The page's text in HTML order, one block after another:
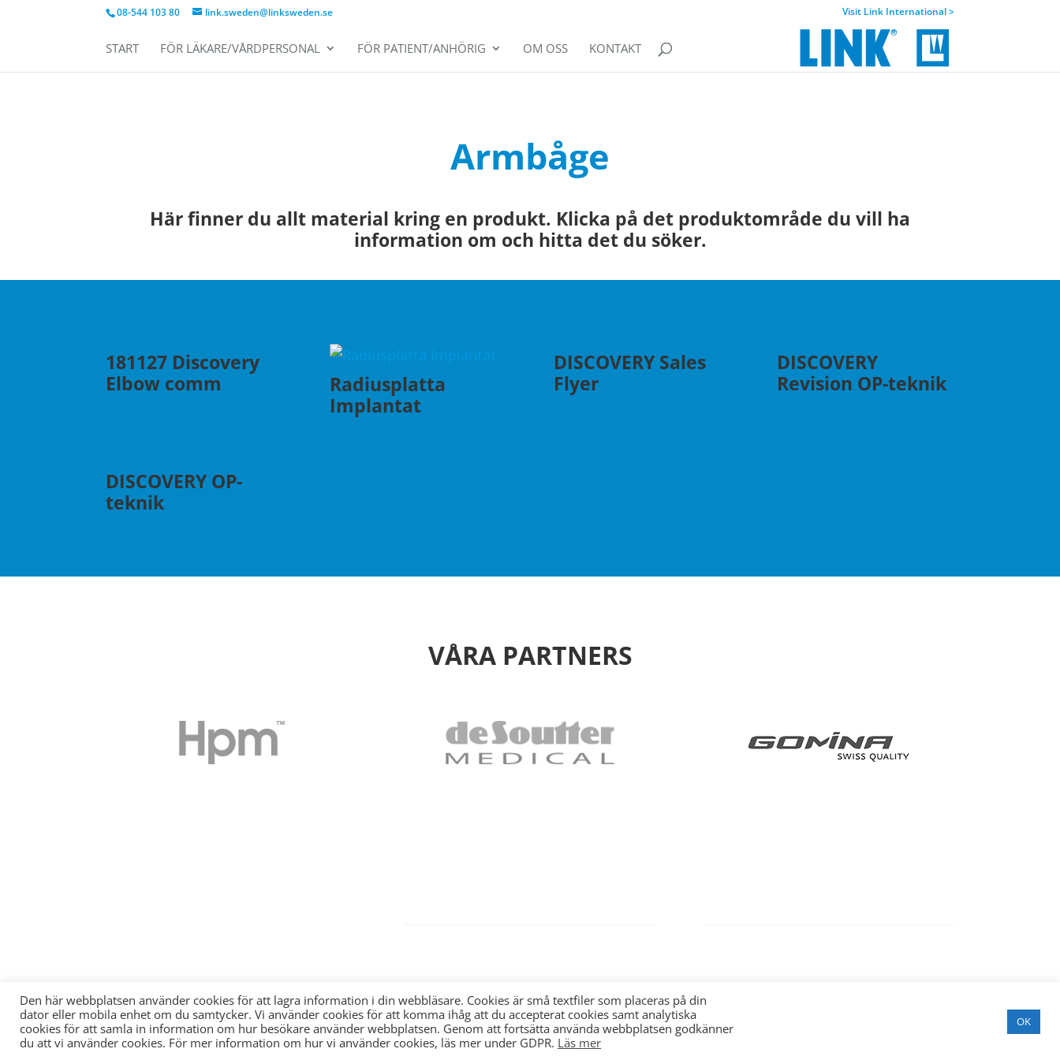
08-544 103 80 link.sweden@linksweden.se Visit Link International >
START FÖR LÄKARE/VÅRDPERSONAL FÖR PATIENT/ANHÖRIG OM OSS KONTAKT
Armbåge
Här finner du allt material kring en produkt. Klicka på det produktområde du vill ha
information om och hitta det du söker.
181127 Discovery
Elbow comm
Radiusplatta
Implantat
DISCOVERY Sales
Flyer
DISCOVERY
Revision OP-teknik
DISCOVERY OP-
teknik
VÅRA PARTNERS
184 22 Åkersberga
08-544 103 80
Den här webbplatsen använder cookies för att lagra information i din webbläsare. Cookies är små textfiler som placeras på din
dator eller mobila enhet om du samtycker. Vi använder cookies för att komma ihåg att du accepterat cookies samt analytiska
cookies för att samla in information om hur besökare använder webbplatsen. Genom att fortsätta använda webbplatsen godkänner
du att vi använder cookies. För mer information om hur vi använder cookies, läs mer under GDPR. Läs mer
OK